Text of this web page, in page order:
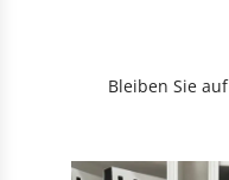
Bleiben Sie